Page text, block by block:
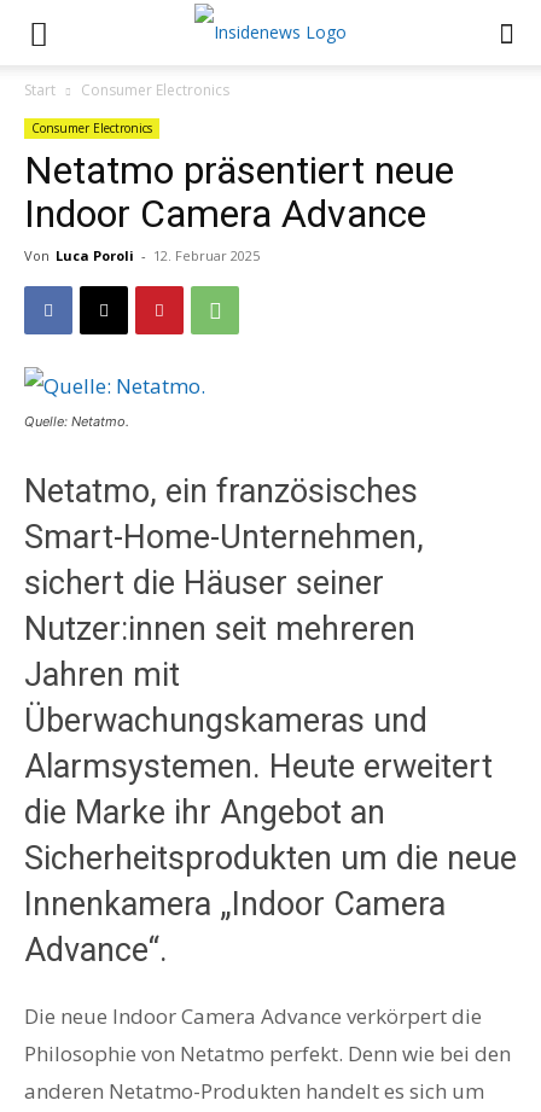
Start Consumer Electronics
Consumer Electronics
Netatmo präsentiert neue
Indoor Camera Advance
Von Luca Poroli - 12. Februar 2025
Quelle: Netatmo.
Netatmo, ein französisches
Smart-Home-Unternehmen,
sichert die Häuser seiner
Nutzer:innen seit mehreren
Jahren mit
Überwachungskameras und
Alarmsystemen. Heute erweitert
die Marke ihr Angebot an
Sicherheitsprodukten um die neue
Innenkamera „Indoor Camera
Advance“.
Die neue Indoor Camera Advance verkörpert die
Philosophie von Netatmo perfekt. Denn wie bei den
anderen Netatmo-Produkten handelt es sich um